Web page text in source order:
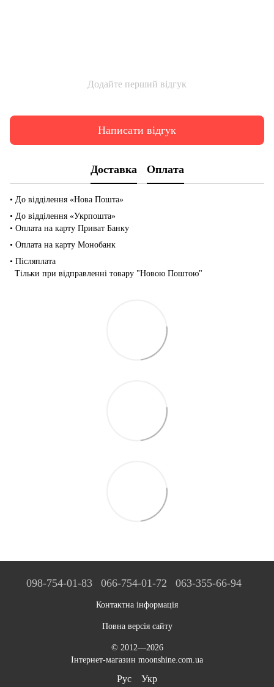
Додайте перший відгук
Написати відгук
Доставка Оплата
• До відділення «Нова Пошта»
• До відділення «Укрпошта»
• Оплата на карту Приват Банку
• Оплата на карту Монобанк
• Післяплата
Тільки при відправленні товару "Новою Поштою"
098-754-01-83 066-754-01-72 063-355-66-94
Контактна інформація
Повна версія сайту
© 2012—2026
Інтернет-магазин moonshine.com.ua
Рус Укр